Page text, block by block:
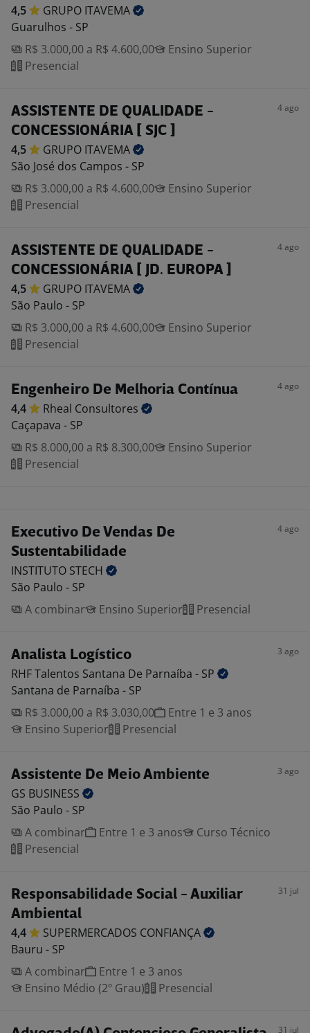
4,5 GRUPO ITAVEMA
Guarulhos - SP
R$ 3.000,00 a R$ 4.600,00
Ensino Superior
Presencial
ASSISTENTE DE QUALIDADE -
CONCESSIONÁRIA [ SJC ]
4 ago
4,5 GRUPO ITAVEMA
São José dos Campos - SP
R$ 3.000,00 a R$ 4.600,00
Ensino Superior
Presencial
ASSISTENTE DE QUALIDADE -
CONCESSIONÁRIA [ JD. EUROPA ]
4 ago
4,5 GRUPO ITAVEMA
São Paulo - SP
R$ 3.000,00 a R$ 4.600,00
Ensino Superior
Presencial
Engenheiro De Melhoria Contínua 4 ago
4,4 Rheal Consultores
Caçapava - SP
R$ 8.000,00 a R$ 8.300,00
Ensino Superior
Presencial
Executivo De Vendas De
Sustentabilidade
4 ago
INSTITUTO STECH
São Paulo - SP
A combinar
Ensino Superior Presencial
Analista Logístico 3 ago
RHF Talentos Santana De Parnaíba - SP
Santana de Parnaíba - SP
R$ 3.000,00 a R$ 3.030,00
Entre 1 e 3 anos
Ensino Superior
Presencial
Assistente De Meio Ambiente 3 ago
GS BUSINESS
São Paulo - SP
A combinar
Entre 1 e 3 anos
Curso Técnico
Presencial
Responsabilidade Social - Auxiliar
Ambiental
31 jul
4,4 SUPERMERCADOS CONFIANÇA
Bauru - SP
A combinar
Entre 1 e 3 anos
Ensino Médio (2º Grau)
Presencial
31 jul